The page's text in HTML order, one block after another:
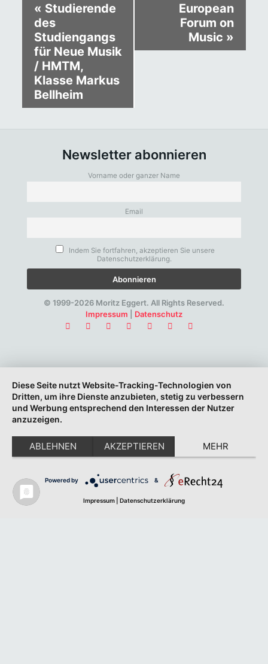
« Studierende
des
Studiengangs
für Neue Musik
/ HMTM,
Klasse Markus
Bellheim
European
Forum on
Music »
Newsletter abonnieren
Vorname oder ganzer Name
Email
Indem Sie fortfahren, akzeptieren Sie unsere
Datenschutzerklärung.
© 1999-2026 Moritz Eggert. All Rights Reserved.
Impressum
Datenschutz
Diese Seite nutzt Website-Tracking-Technologien von
Dritten, um ihre Dienste anzubieten, stetig zu verbessern
und Werbung entsprechend den Interessen der Nutzer
anzuzeigen.
ABLEHNEN AKZEPTIEREN MEHR
Powered by &
Impressum Datenschutzerklärung